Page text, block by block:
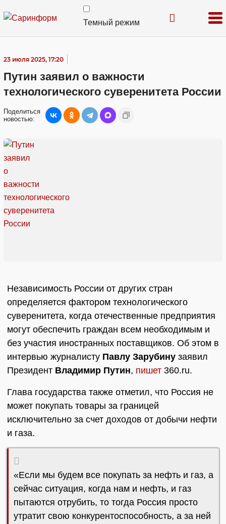
Темный режим
23 июля 2025, 17:20
Путин заявил о важности
технологического суверенитета России
Поделиться
новостью:
Независимость России от других стран
определяется фактором технологического
суверенитета, когда отечественные предприятия
могут обеспечить граждан всем необходимым и
без участия иностранных поставщиков. Об этом в
интервью журналисту Павлу Зарубину заявил
Президент Владимир Путин, пишет 360.ru.
Глава государства также отметил, что Россия не
может покупать товары за границей
исключительно за счет доходов от добычи нефти
и газа.
«Если мы будем все покупать за нефть и газ, а
сейчас ситуация, когда нам и нефть, и газ
пытаются отрубить, то тогда Россия просто
утратит свою конкурентоспособность, а за ней